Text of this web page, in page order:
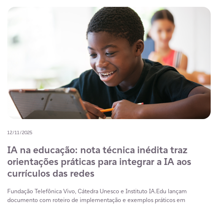
12/11/2025
IA na educação: nota técnica inédita traz
orientações práticas para integrar a IA aos
currículos das redes
Fundação Telefônica Vivo, Cátedra Unesco e Instituto IA.Edu lançam
documento com roteiro de implementação e exemplos práticos em